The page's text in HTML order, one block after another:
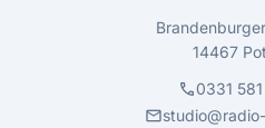
14467
call0331
mail